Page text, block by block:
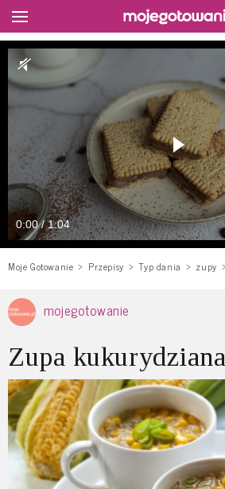
0:00 / 1:04
Moje Gotowanie Przepisy Typ dania zupy
mojegotowanie
Zupa kukurydziana